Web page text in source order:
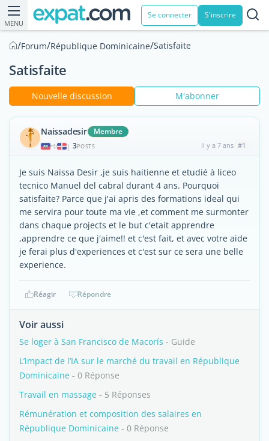
MENU
Se connecter S'inscrire
/Forum/République Dominicaine/Satisfaite
Satisfaite
Nouvelle discussion M'abonner
Naissadesir Membre
| 3POSTS il y a 7 ans #1
Je suis Naissa Desir ,je suis haitienne et etudié à liceo
tecnico Manuel del cabral durant 4 ans. Pourquoi
satisfaite? Parce que j'ai apris des formations ideal qui
me servira pour toute ma vie ,et comment me surmonter
dans chaque projects et le but c'etait apprendre
,apprendre ce que j'aime!! et c'est fait, et avec votre aide
je ferai plus d'experiences et c'est sur ce sera une belle
experience.
Réagir Répondre
Voir aussi
Se loger à San Francisco de Macorís - Guide
L’impact de l’IA sur le marché du travail en République
Dominicaine - 0 Réponse
Travail en massage - 5 Réponses
Rémunération et composition des salaires en
République Dominicaine - 0 Réponse